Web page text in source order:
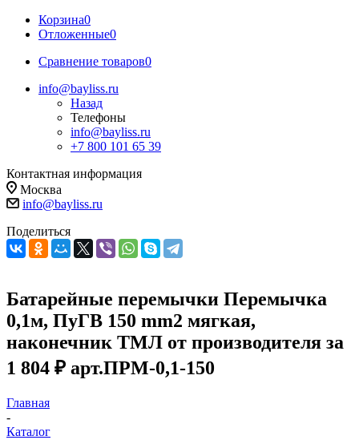
Корзина0
Отложенные0
Сравнение товаров0
info@bayliss.ru
Назад
Телефоны
info@bayliss.ru
+7 800 101 65 39
Контактная информация
Москва
info@bayliss.ru
Поделиться
Батарейные перемычки Перемычка
0,1м, ПуГВ 150 mm2 мягкая,
наконечник ТМЛ от производителя за
1 804 ₽ арт.ПРМ-0,1-150
Главная
-
Каталог